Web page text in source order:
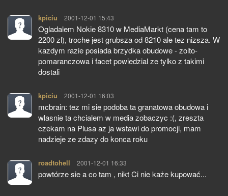
kpiciu pisze:
2001-12-01 15:43
Ogladalem Nokie 8310 w MediaMarkt (cena tam to
2200 zl), troche jest grubsza od 8210 ale tez nizsza. W
kazdym razie posiada brzydka obudowe - zolto-
pomaranczowa i facet powiedzial ze tylko z takimi
dostali
kpiciu pisze:
2001-12-01 16:03
mcbrain: tez mi sie podoba ta granatowa obudowa i
wlasnie ta chcialem w media zobaczyc :(, zreszta
czekam na Plusa az ja wstawi do promocji, mam
nadzieje ze zdazy do konca roku
roadtohell pisze:
2001-12-01 16:33
powtórze sie a co tam , nikt Ci nie każe kupować...